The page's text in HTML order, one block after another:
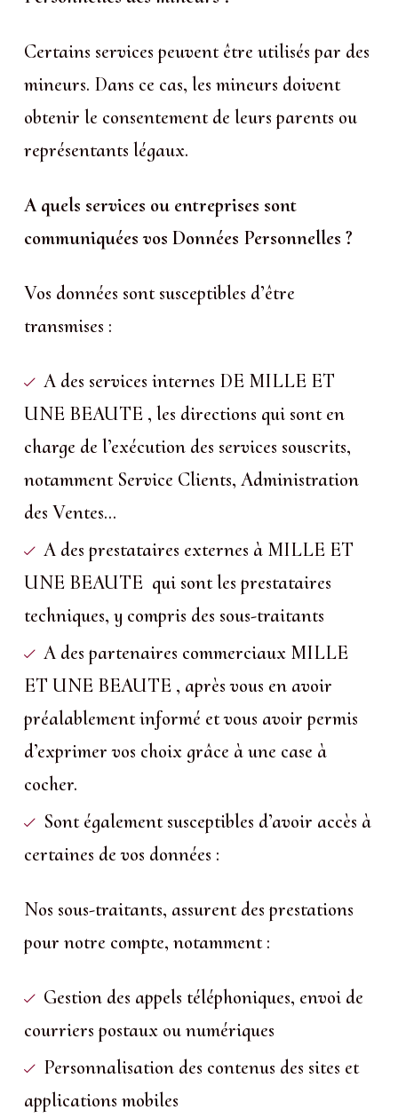
Certains services peuvent être utilisés par des
mineurs. Dans ce cas, les mineurs doivent
obtenir le consentement de leurs parents ou
représentants légaux.
A quels services ou entreprises sont
communiquées vos Données Personnelles ?
Vos données sont susceptibles d’être
transmises :
A des services internes DE MILLE ET
UNE BEAUTE , les directions qui sont en
charge de l’exécution des services souscrits,
notamment Service Clients, Administration
des Ventes…
A des prestataires externes à MILLE ET
UNE BEAUTE qui sont les prestataires
techniques, y compris des sous-traitants
A des partenaires commerciaux MILLE
ET UNE BEAUTE , après vous en avoir
préalablement informé et vous avoir permis
d’exprimer vos choix grâce à une case à
cocher.
Sont également susceptibles d’avoir accès à
certaines de vos données :
Nos sous-traitants, assurent des prestations
pour notre compte, notamment :
Gestion des appels téléphoniques, envoi de
courriers postaux ou numériques
Personnalisation des contenus des sites et
applications mobiles